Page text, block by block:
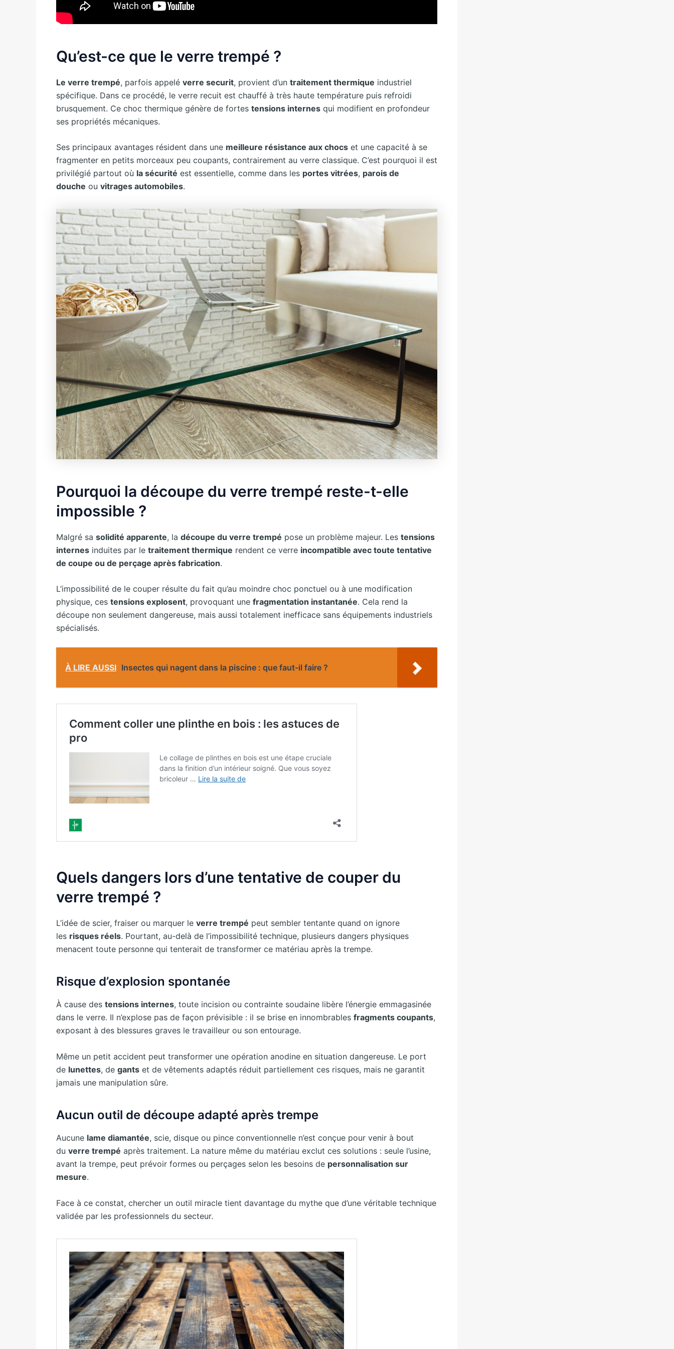
Qu’est-ce que le verre trempé ?
Le verre trempé, parfois appelé verre securit, provient d’un traitement thermique industriel
spécifique. Dans ce procédé, le verre recuit est chauffé à très haute température puis refroidi
brusquement. Ce choc thermique génère de fortes tensions internes qui modifient en profondeur
ses propriétés mécaniques.
Ses principaux avantages résident dans une meilleure résistance aux chocs et une capacité à se
fragmenter en petits morceaux peu coupants, contrairement au verre classique. C’est pourquoi il est
privilégié partout où la sécurité est essentielle, comme dans les portes vitrées, parois de
douche ou vitrages automobiles.
Pourquoi la découpe du verre trempé reste-t-elle
impossible ?
Malgré sa solidité apparente, la découpe du verre trempé pose un problème majeur. Les tensions
internes induites par le traitement thermique rendent ce verre incompatible avec toute tentative
de coupe ou de perçage après fabrication.
L’impossibilité de le couper résulte du fait qu’au moindre choc ponctuel ou à une modification
physique, ces tensions explosent, provoquant une fragmentation instantanée. Cela rend la
découpe non seulement dangereuse, mais aussi totalement inefficace sans équipements industriels
spécialisés.
À LIRE AUSSI Insectes qui nagent dans la piscine : que faut-il faire ?
Quels dangers lors d’une tentative de couper du
verre trempé ?
L’idée de scier, fraiser ou marquer le verre trempé peut sembler tentante quand on ignore
les risques réels. Pourtant, au-delà de l’impossibilité technique, plusieurs dangers physiques
menacent toute personne qui tenterait de transformer ce matériau après la trempe.
Risque d’explosion spontanée
À cause des tensions internes, toute incision ou contrainte soudaine libère l’énergie emmagasinée
dans le verre. Il n’explose pas de façon prévisible : il se brise en innombrables fragments coupants,
exposant à des blessures graves le travailleur ou son entourage.
Même un petit accident peut transformer une opération anodine en situation dangereuse. Le port
de lunettes, de gants et de vêtements adaptés réduit partiellement ces risques, mais ne garantit
jamais une manipulation sûre.
Aucun outil de découpe adapté après trempe
Aucune lame diamantée, scie, disque ou pince conventionnelle n’est conçue pour venir à bout
du verre trempé après traitement. La nature même du matériau exclut ces solutions : seule l’usine,
avant la trempe, peut prévoir formes ou perçages selon les besoins de personnalisation sur
mesure.
Face à ce constat, chercher un outil miracle tient davantage du mythe que d’une véritable technique
validée par les professionnels du secteur.